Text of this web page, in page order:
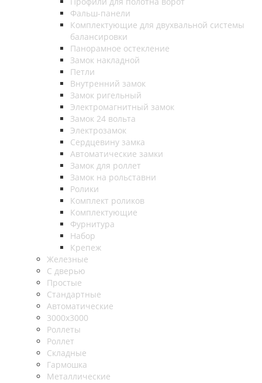
Фальш-панели
Комплектующие для двухвальной системы
балансировки
Панорамное остекление
Замок накладной
Петли
Внутренний замок
Замок ригельный
Электромагнитный замок
Замок 24 вольта
Электрозамок
Сердцевину замка
Автоматические замки
Замок для роллет
Замок на рольставни
Ролики
Комплект роликов
Комплектующие
Фурнитура
Набор
Крепеж
Железные
С дверью
Простые
Стандартные
Автоматические
3000х3000
Роллеты
Роллет
Складные
Гармошка
Металлические